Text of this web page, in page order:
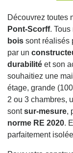
Découvrez toutes
Pont-Scorff.
bois sont réalisés
par un
durabilité et son
souhaitiez une
étage, grande
2 ou 3 chambres,
sontsur-mesure,
norme RE 2020.
parfaitement